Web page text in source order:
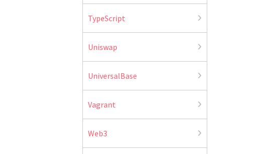
TypeScript
Uniswap
UniversalBase
Vagrant
Web3